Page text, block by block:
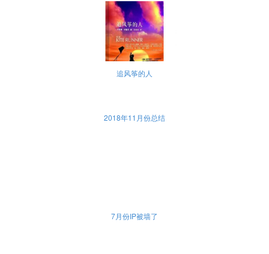
追风筝的人
2018年11月份总结
7月份IP被墙了